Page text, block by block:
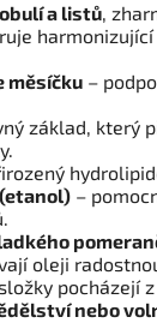
a listů,
měsíčku –
základ, který
–
oleji
pocházejí z
nebo